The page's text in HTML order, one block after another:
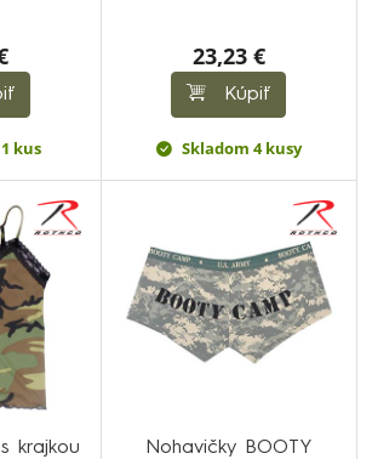
kus
23,23 €
Kúpiť
Skladom 4 kusy
krajkou
Nohavičky BOOTY